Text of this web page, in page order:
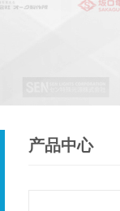
产品中心